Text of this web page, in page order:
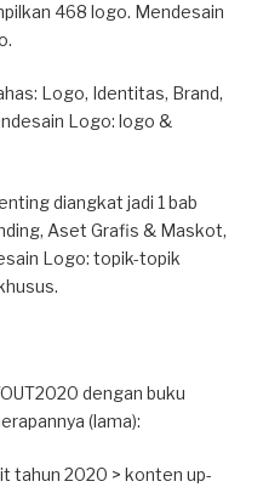
468 logo. Mendesain
Logo, Identitas, Brand,
Logo: logo &
diangkat jadi 1 bab
Aset Grafis & Maskot,
Logo: topik-topik
dengan buku
(lama):
tahun 2020 > konten up-